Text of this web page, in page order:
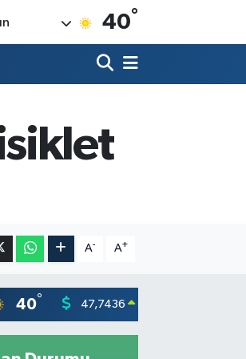
40°
A- A+
40° 47,7436 0.18